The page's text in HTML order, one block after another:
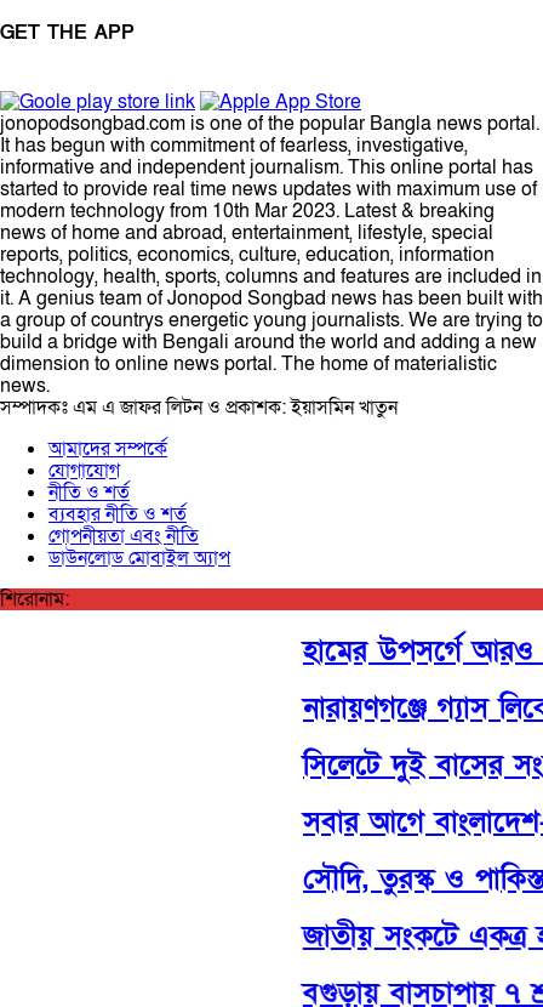
GET THE APP
jonopodsongbad.com is one of the popular Bangla news portal.
It has begun with commitment of fearless, investigative,
informative and independent journalism. This online portal has
started to provide real time news updates with maximum use of
modern technology from 10th Mar 2023. Latest & breaking
news of home and abroad, entertainment, lifestyle, special
reports, politics, economics, culture, education, information
technology, health, sports, columns and features are included in
it. A genius team of Jonopod Songbad news has been built with
a group of countrys energetic young journalists. We are trying to
build a bridge with Bengali around the world and adding a new
dimension to online news portal. The home of materialistic
news.
সম্পাদকঃ এম এ জাফর লিটন ও প্রকাশক: ইয়াসমিন খাতুন
আমাদের সম্পর্কে
যোগাযোগ
নীতি ও শর্ত
ব্যবহার নীতি ও শর্ত
গোপনীয়তা এবং নীতি
ডাউনলোড মোবাইল অ্যাপ
শিরোনাম:
হামের উপসর্গে আরও
নারায়ণগঞ্জে গ্যাস
সিলেটে দুই বাসের
সবার আগে
সৌদি, তুরস্ক ও
জাতীয় সংকটে একত্র
বগুড়ায় বাসচাপায় ৭